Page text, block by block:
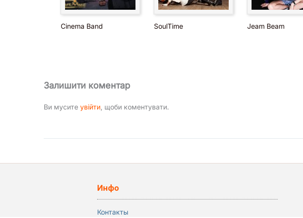
Cinema Band SoulTime Jeam Beam
Залишити коментар
Ви мусите увійти , щоби коментувати.
Инфо
Контакты